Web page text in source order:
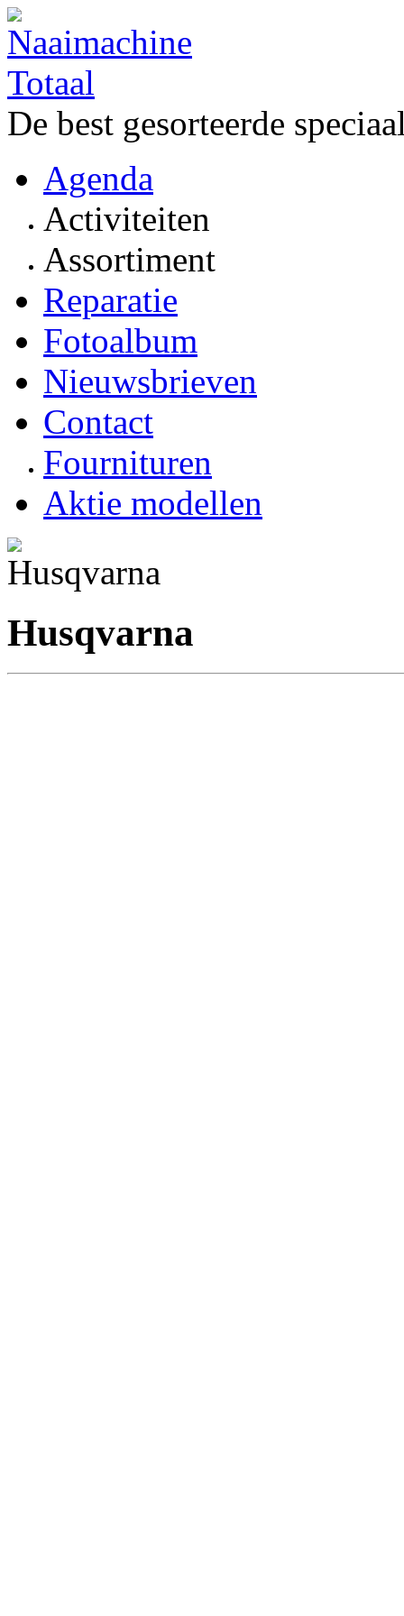
De best gesorteerde
Agenda
Activiteiten
Assortiment
Reparatie
Fotoalbum
Nieuwsbrieven
Contact
Fournituren
Aktie modellen
Husqvarna